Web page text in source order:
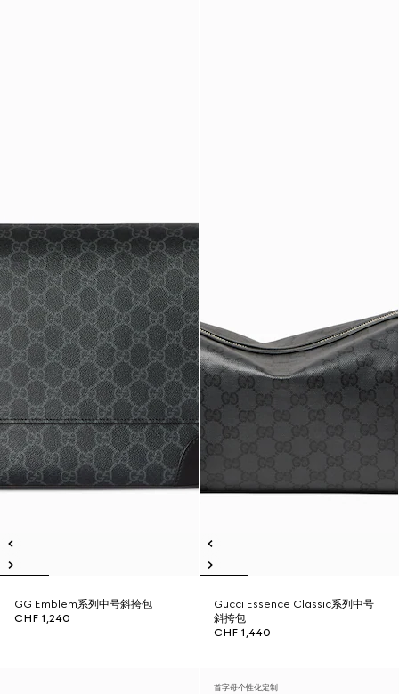
GG Emblem系列中号斜挎包
CHF 1,240
Gucci Essence Classic系列中号
斜挎包
CHF 1,440
首字母个性化定制